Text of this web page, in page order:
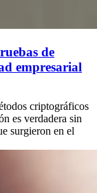
de
empresarial
criptográficos
es verdadera sin
surgieron en el